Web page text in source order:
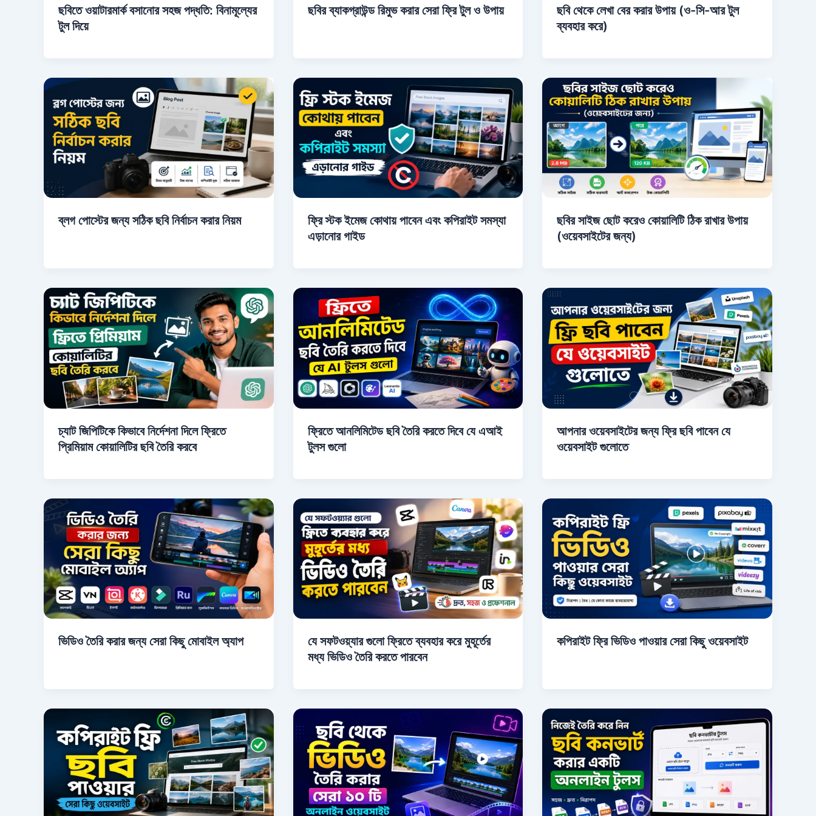
ছবিতে ওয়াটারমার্ক বসানোর সহজ পদ্ধতি: বিনামূল্যের
টুল দিয়ে
ছবির ব্যাকগ্রাউন্ড রিমুভ করার সেরা ফ্রি টুল ও উপায়
ছবি থেকে লেখা বের করার উপায় (ও-সি-আর টুল
ব্যবহার করে)
ব্লগ পোস্টের জন্য সঠিক ছবি নির্বাচন করার নিয়ম
ফ্রি স্টক ইমেজ কোথায় পাবেন এবং কপিরাইট সমস্যা
এড়ানোর গাইড
ছবির সাইজ ছোট করেও কোয়ালিটি ঠিক রাখার উপায়
(ওয়েবসাইটের জন্য)
চ্যাট জিপিটিকে কিভাবে নির্দেশনা দিলে ফ্রিতে
প্রিমিয়াম কোয়ালিটির ছবি তৈরি করবে
ফ্রিতে আনলিমিটেড ছবি তৈরি করতে দিবে যে এআই
টুলস গুলো
আপনার ওয়েবসাইটের জন্য ফ্রি ছবি পাবেন যে
ওয়েবসাইট গুলোতে
ভিডিও তৈরি করার জন্য সেরা কিছু মোবাইল অ্যাপ
যে সফটওয়্যার গুলো ফ্রিতে ব্যবহার করে মুহূর্তের
মধ্য ভিডিও তৈরি করতে পারবেন
কপিরাইট ফ্রি ভিডিও পাওয়ার সেরা কিছু ওয়েবসাইট